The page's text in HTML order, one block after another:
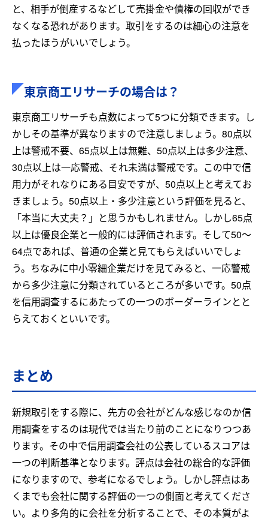
と、相手が倒産するなどして売掛金や債権の回収ができ
なくなる恐れがあります。取引をするのは細心の注意を
払ったほうがいいでしょう。
東京商工リサーチの場合は？
東京商工リサーチも点数によって5つに分類できます。し
かしその基準が異なりますので注意しましょう。80点以
上は警戒不要、65点以上は無難、50点以上は多少注意、
30点以上は一応警戒、それ未満は警戒です。この中で信
用力がそれなりにある目安ですが、50点以上と考えてお
きましょう。50点以上・多少注意という評価を見ると、
「本当に大丈夫？」と思うかもしれません。しかし65点
以上は優良企業と一般的には評価されます。そして50～
64点であれば、普通の企業と見てもらえばいいでしょ
う。ちなみに中小零細企業だけを見てみると、一応警戒
から多少注意に分類されているところが多いです。50点
を信用調査するにあたっての一つのボーダーラインとと
らえておくといいです。
まとめ
新規取引をする際に、先方の会社がどんな感じなのか信
用調査をするのは現代では当たり前のことになりつつあ
ります。その中で信用調査会社の公表しているスコアは
一つの判断基準となります。評点は会社の総合的な評価
になりますので、参考になるでしょう。しかし評点はあ
くまでも会社に関する評価の一つの側面と考えてくださ
い。より多角的に会社を分析することで、その本質がよ